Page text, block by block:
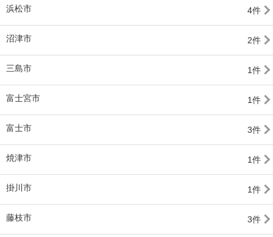
浜松市 4件
沼津市 2件
三島市 1件
富士宮市 1件
富士市 3件
焼津市 1件
掛川市 1件
藤枝市 3件